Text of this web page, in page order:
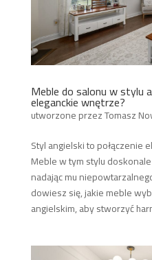
Meble do salonu w stylu
eleganckie wnętrze?
utworzone przezTomasz
Styl angielski to połączenie
Meble w tym stylu
nadając mu
dowiesz się, jakie meble
angielskim, aby stworzyć